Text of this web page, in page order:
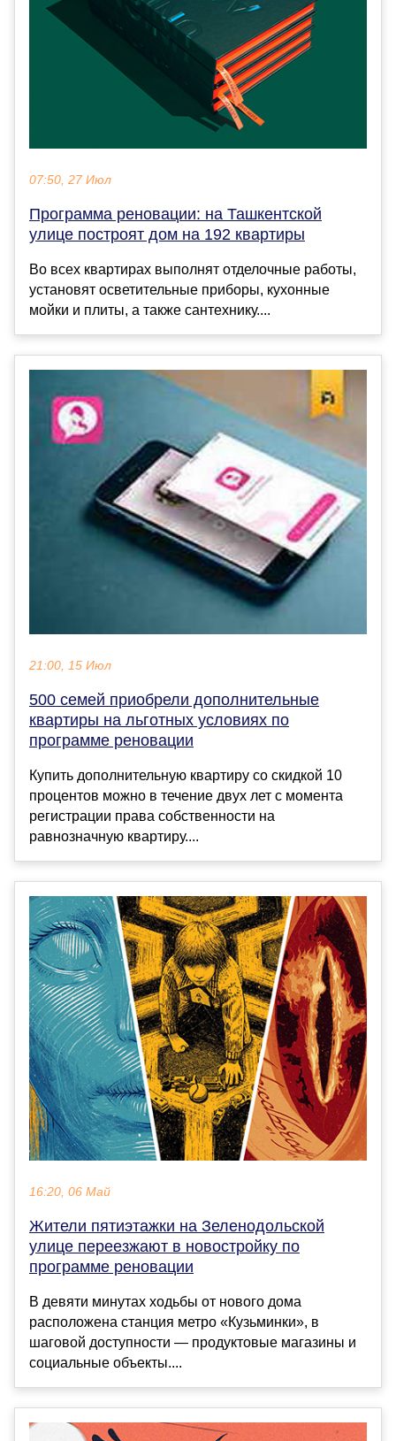
07:50, 27 Июл
Программа реновации: на Ташкентской
улице построят дом на 192 квартиры
Во всех квартирах выполнят отделочные работы,
установят осветительные приборы, кухонные
мойки и плиты, а также сантехнику....
21:00, 15 Июл
500 семей приобрели дополнительные
квартиры на льготных условиях по
программе реновации
Купить дополнительную квартиру со скидкой 10
процентов можно в течение двух лет с момента
регистрации права собственности на
равнозначную квартиру....
16:20, 06 Май
Жители пятиэтажки на Зеленодольской
улице переезжают в новостройку по
программе реновации
В девяти минутах ходьбы от нового дома
расположена станция метро «Кузьминки», в
шаговой доступности — продуктовые магазины и
социальные объекты....